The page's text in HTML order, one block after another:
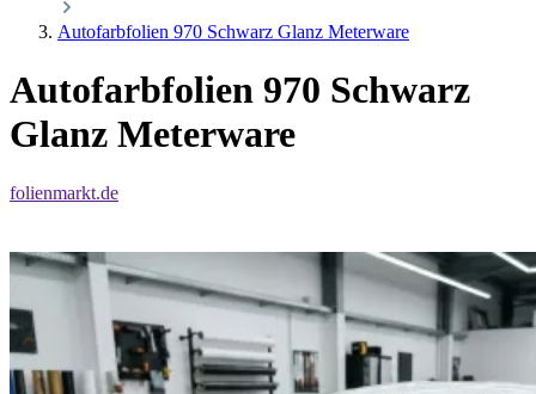
Autofarbfolien 970 Schwarz Glanz Meterware
Autofarbfolien 970 Schwarz
Glanz Meterware
folienmarkt.de